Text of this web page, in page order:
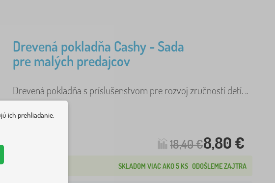
Drevená pokladňa Cashy - Sada
pre malých predajcov
Drevená pokladňa s príslušenstvom pre rozvoj zručností detí. ..
viac
18,40 €8,80 €
SKLADOM VIAC AKO 5 KS ODOŠLEME ZAJTRA
ich prehliadanie.